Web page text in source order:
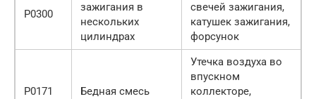
P0300
зажигания в
нескольких
цилиндрах
свечей зажигания,
катушек зажигания,
форсунок
P0171 Бедная смесь
Утечка воздуха во
впускном
коллекторе,